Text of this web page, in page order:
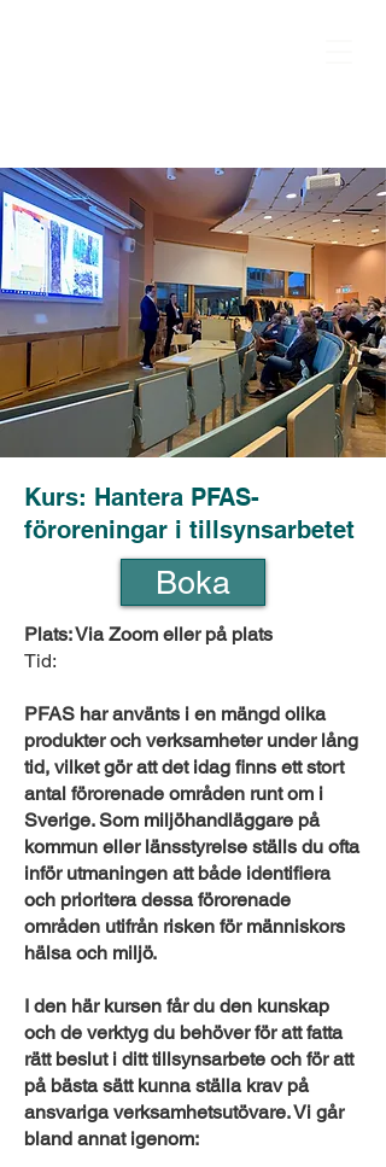
Kurs: Hantera PFAS-
föroreningar i tillsynsarbetet
Boka
Plats: Via Zoom eller på plats
Tid:
PFAS har använts i en mängd olika
produkter och verksamheter under lång
tid, vilket gör att det idag finns ett stort
antal förorenade områden runt om i
Sverige. Som miljöhandläggare på
kommun eller länsstyrelse ställs du ofta
inför utmaningen att både identifiera
och prioritera dessa förorenade
områden utifrån risken för människors
hälsa och miljö.
I den här kursen får du den kunskap
och de verktyg du behöver för att fatta
rätt beslut i ditt tillsynsarbete och för att
på bästa sätt kunna ställa krav på
ansvariga verksamhetsutövare. Vi går
bland annat igenom: